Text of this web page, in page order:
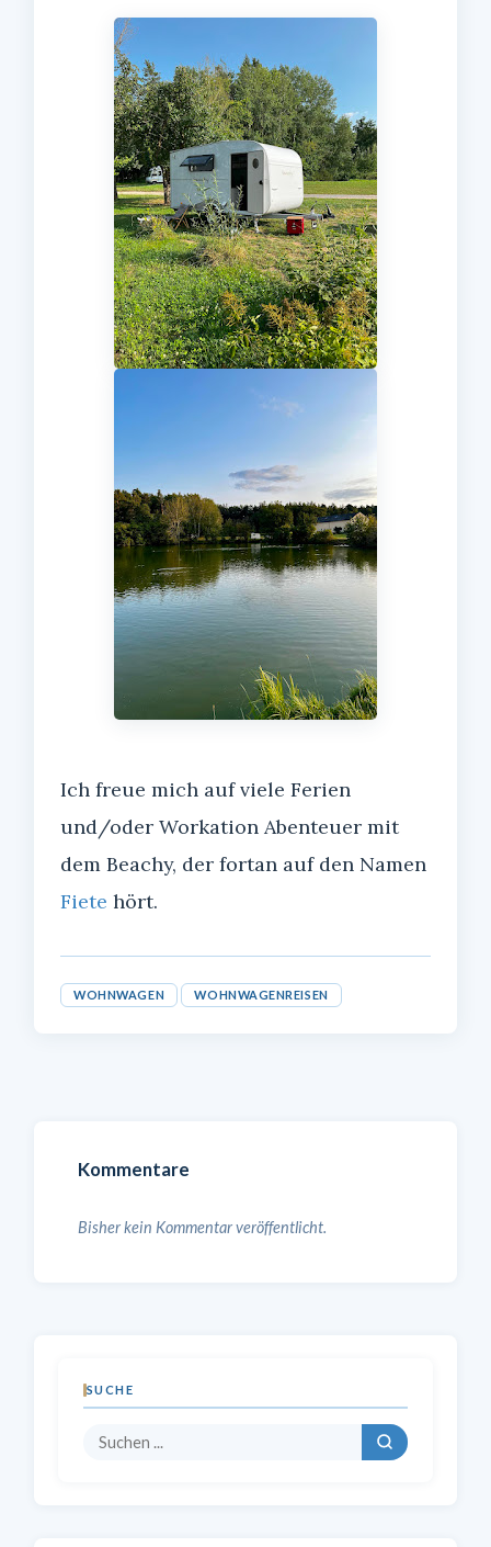
Ich freue mich auf viele Ferien
und/oder Workation Abenteuer mit
dem Beachy, der fortan auf den Namen
Fiete hört.
WOHNWAGEN WOHNWAGENREISEN
Kommentare
Bisher kein Kommentar veröffentlicht.
SUCHE